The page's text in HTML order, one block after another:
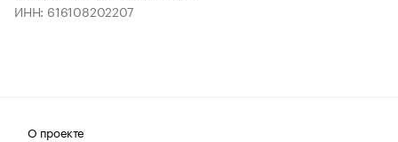
ИНН: 616108202207
О проекте